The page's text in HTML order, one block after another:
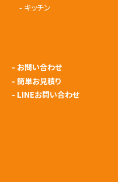
- キッチン
- お問い合わせ
-簡単お見積り
- LINEお問い合わせ